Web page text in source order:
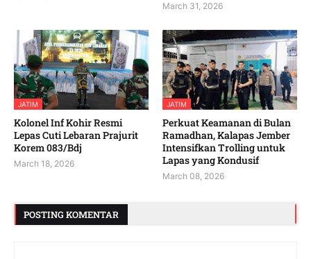
March 31, 2026
JATIM
Kolonel Inf Kohir Resmi
Lepas Cuti Lebaran Prajurit
Korem 083/Bdj
March 18, 2026
JATIM
Perkuat Keamanan di Bulan
Ramadhan, Kalapas Jember
Intensifkan Trolling untuk
Lapas yang Kondusif
March 08, 2026
POSTING KOMENTAR